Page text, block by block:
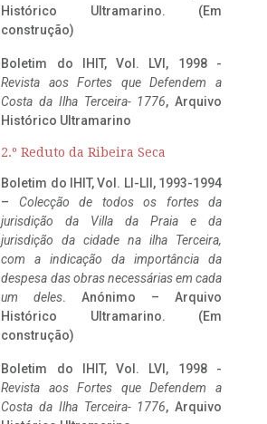
Histórico Ultramarino. (Em
construção)
Boletim do IHIT, Vol. LVI, 1998 -
Revista aos Fortes que Defendem a
Costa da Ilha Terceira- 1776, Arquivo
Histórico Ultramarino
2.º Reduto da Ribeira Seca
Boletim do IHIT, Vol. LI-LII, 1993-1994
– Colecção de todos os fortes da
jurisdição da Villa da Praia e da
jurisdição da cidade na ilha Terceira,
com a indicação da importância da
despesa das obras necessárias em cada
um deles. Anónimo – Arquivo
Histórico Ultramarino. (Em
construção)
Boletim do IHIT, Vol. LVI, 1998 -
Revista aos Fortes que Defendem a
Costa da Ilha Terceira- 1776, Arquivo